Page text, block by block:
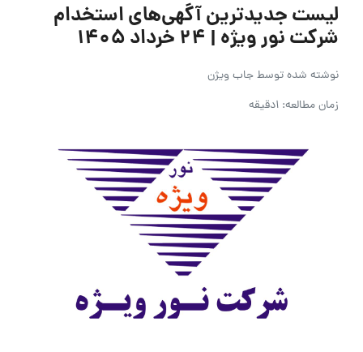
لیست جدیدترین آگهی‌های استخدام
شرکت نور ویژه | ۲۴ خرداد ۱۴۰۵
نوشته شده توسطجاب ویژن
زمان مطالعه: 1دقیقه